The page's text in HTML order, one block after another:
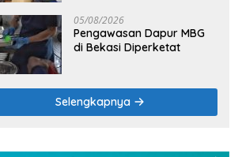
05/08/2026
Pengawasan Dapur MBG
di Bekasi Diperketat
Selengkapnya